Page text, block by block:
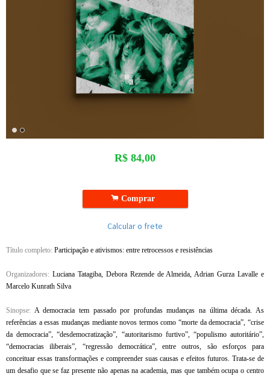
R$ 84,00
.Comprar
Calcular o frete
Título completo: Participação e ativismos: entre retrocessos e resistências
Organizadores: Luciana Tatagiba, Debora Rezende de Almeida, Adrian Gurza Lavalle e
Marcelo Kunrath Silva
Sinopse: A democracia tem passado por profundas mudanças na última década. As
referências a essas mudanças mediante novos termos como “morte da democracia”, “crise
da democracia”, “desdemocratização”, “autoritarismo furtivo”, “populismo autoritário”,
“democracias iliberais”, “regressão democrática”, entre outros, são esforços para
conceituar essas transformações e compreender suas causas e efeitos futuros. Trata-se de
um desafio que se faz presente não apenas na academia, mas que também ocupa o centro